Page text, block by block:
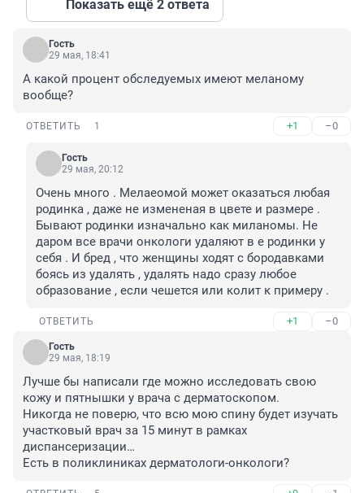
Показать ещё 2 ответа
Гость
29 мая, 18:41
А какой процент обследуемых имеют меланому
вообще?
ОТВЕТИТЬ 1 +1 –0
Гость
29 мая, 20:12
Очень много . Мелаеомой может оказаться любая
родинка , даже не измененая в цвете и размере .
Бывают родинки изначально как миланомы. Не
даром все врачи онкологи удаляют в е родинки у
себя . И бред , что женщины ходят с бородавками
боясь из удалять , удалять надо сразу любое
образование , если чешется или колит к примеру .
ОТВЕТИТЬ +1 –0
Гость
29 мая, 18:19
Лучше бы написали где можно исследовать свою
кожу и пятнышки у врача с дерматоскопом.
Никогда не поверю, что всю мою спину будет изучать
участковый врач за 15 минут в рамках
диспансеризации…
Есть в поликлиниках дерматологи-онкологи?